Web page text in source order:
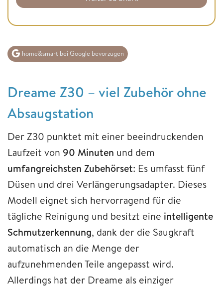
home&smart bei Google bevorzugen
Dreame Z30 – viel Zubehör ohne
Absaugstation
Der Z30 punktet mit einer beeindruckenden
Laufzeit von 90 Minuten und dem
umfangreichsten Zubehörset: Es umfasst fünf
Düsen und drei Verlängerungsadapter. Dieses
Modell eignet sich hervorragend für die
tägliche Reinigung und besitzt eine intelligente
Schmutzerkennung, dank der die Saugkraft
automatisch an die Menge der
aufzunehmenden Teile angepasst wird.
Allerdings hat der Dreame als einziger